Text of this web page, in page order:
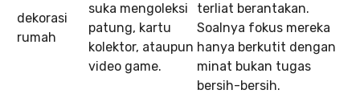
dekorasi
rumah
suka mengoleksi
patung, kartu
kolektor, ataupun
video game.
terliat berantakan.
Soalnya fokus mereka
hanya berkutit dengan
minat bukan tugas
bersih-bersih.